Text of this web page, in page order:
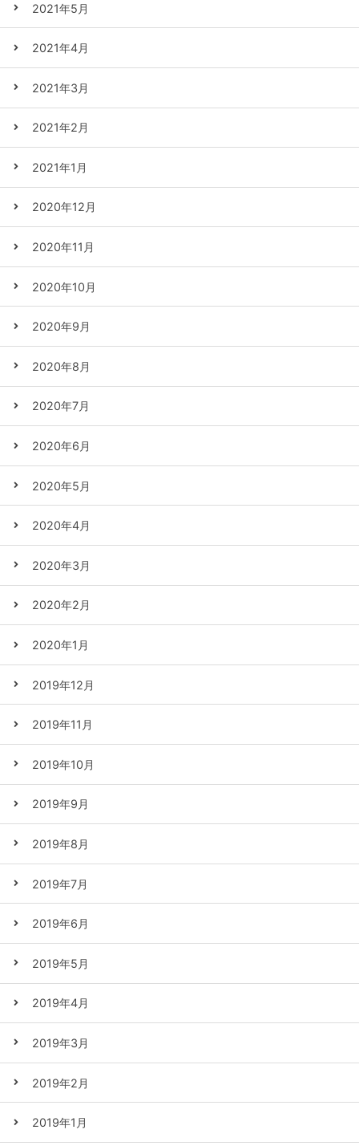
2021年5月
2021年4月
2021年3月
2021年2月
2021年1月
2020年12月
2020年11月
2020年10月
2020年9月
2020年8月
2020年7月
2020年6月
2020年5月
2020年4月
2020年3月
2020年2月
2020年1月
2019年12月
2019年11月
2019年10月
2019年9月
2019年8月
2019年7月
2019年6月
2019年5月
2019年4月
2019年3月
2019年2月
2019年1月